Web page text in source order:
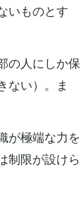
いものとす
の人にしか保
ない）。ま
が極端な力を
制限が設けら